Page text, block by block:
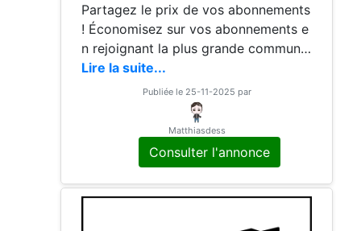
Partagez le prix de vos abonnements
! Économisez sur vos abonnements e
n rejoignant la plus grande communa
uté de co-abonnement ! Disney+ Spo
tify NordVPN Nintendo Switch Netflix
Microsoft 365 Le Monde Amazon Pri
me Apple One Gaia Duolingo YouTub
e Premium Deezer Canva L'Équipe Dr
opbox Headspace Crunchyroll Tidal
Dashlane Antidote Le Figaro Canal+
HBO Max Apple TV+ Apple Music Qo
Lire la suite...
Publiée le 25-11-2025 par
Matthiasdess
Consulter l'annonce